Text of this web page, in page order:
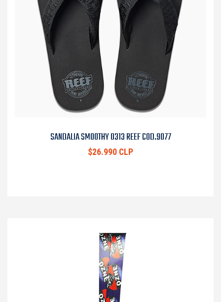
SANDALIA SMOOTHY 0313 REEF COD.9077
$26.990 CLP